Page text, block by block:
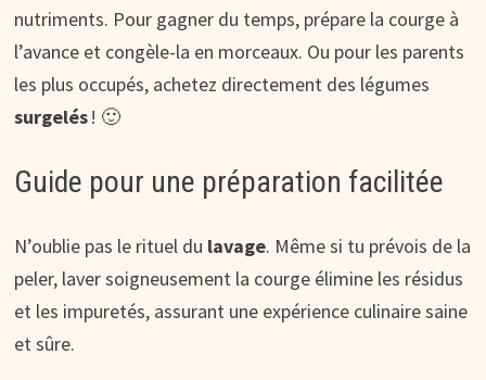
nutriments. Pour gagner du temps, prépare la courge à
l’avance et congèle-la en morceaux. Ou pour les parents
les plus occupés, achetez directement des légumes
surgelés! 🙂
Guide pour une préparation facilitée
N’oublie pas le rituel du lavage. Même si tu prévois de la
peler, laver soigneusement la courge élimine les résidus
et les impuretés, assurant une expérience culinaire saine
et sûre.